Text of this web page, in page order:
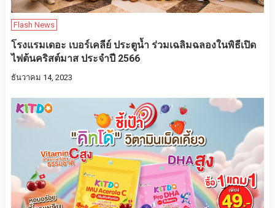
Flash News
โรงแรมเดอะ เบอร์เคลีย์ ประตูน้ำ ร่วมเฉลิมฉลองในพิธีเปิด
ไฟต้นคริสต์มาส ประจำปี 2566
ธันวาคม 14, 2023